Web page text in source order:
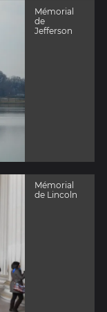
Mémorial
de
Jefferson
Mémorial
de Lincoln